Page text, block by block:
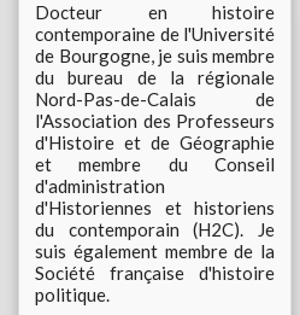
Docteur en histoire
contemporaine de l'Université
de Bourgogne, je suis membre
du bureau de la régionale
Nord-Pas-de-Calais de
l'Association des Professeurs
d'Histoire et de Géographie
et membre du Conseil
d'administration
d'Historiennes et historiens
du contemporain (H2C). Je
suis également membre de la
Société française d'histoire
politique.